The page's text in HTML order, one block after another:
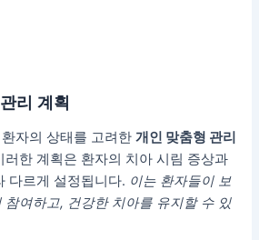
리 계획
자의 상태를 고려한개인 맞춤형 관리
러한 계획은 환자의 치아 시림 증상과
다르게 설정됩니다. 이는 환자들이 보
참여하고, 건강한 치아를 유지할 수 있